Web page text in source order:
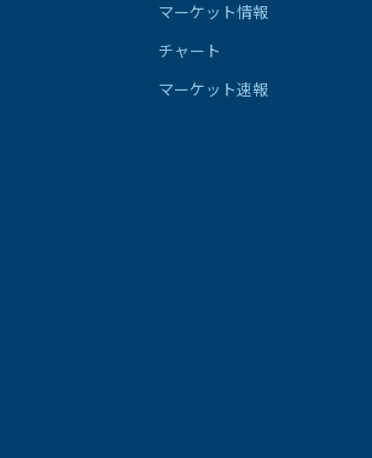
マーケット情報
チャート
マーケット速報